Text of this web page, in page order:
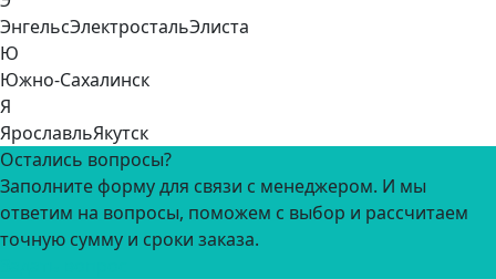
ЭнгельсЭлектростальЭлиста
Ю
Южно-Сахалинск
Я
ЯрославльЯкутск
Остались вопросы?
Заполните форму для связи с менеджером. И мы
ответим на вопросы, поможем с выбор и рассчитаем
точную сумму и сроки заказа.